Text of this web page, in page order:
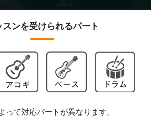
スンを受けられるパート
って対応パートが異なります。